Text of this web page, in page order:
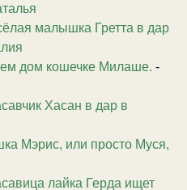
малышка Гретта в дар
дом кошечке Милаше. -
Хасан в дар в
Мэрис, или просто Муся,
лайка Герда ищет